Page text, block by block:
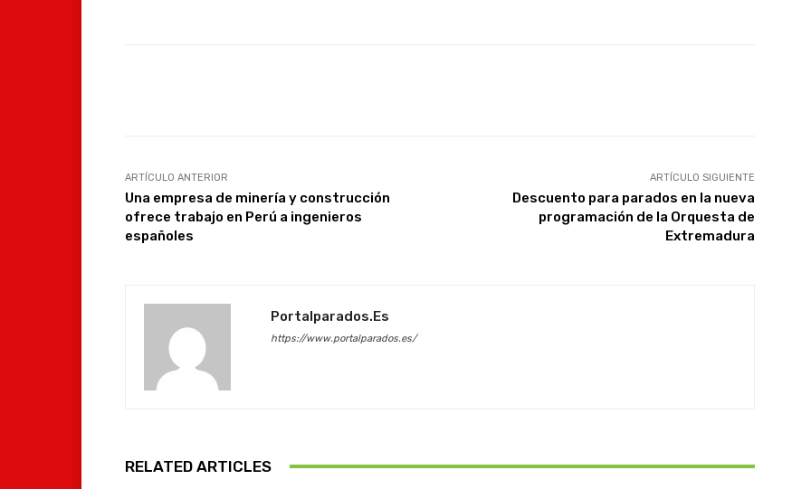
ARTÍCULO ANTERIOR
Una empresa de minería y construcción
ofrece trabajo en Perú a ingenieros
españoles
ARTÍCULO SIGUIENTE
Descuento para parados en la nueva
programación de la Orquesta de
Extremadura
Portalparados.es
https://www.portalparados.es/
RELATED ARTICLES